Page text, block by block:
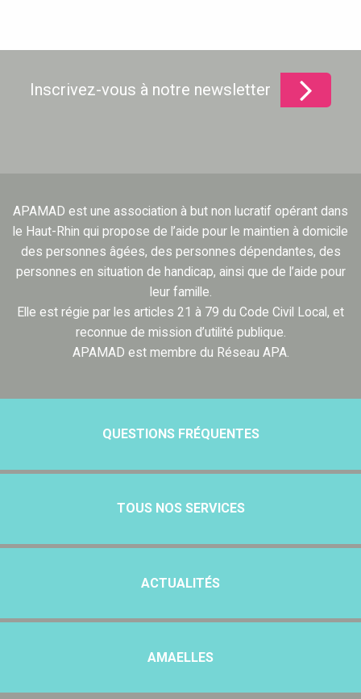
Inscrivez-vous à notre newsletter
APAMAD est une association à but non lucratif opérant dans
le Haut-Rhin qui propose de l’aide pour le maintien à domicile
des personnes âgées, des personnes dépendantes, des
personnes en situation de handicap, ainsi que de l’aide pour
leur famille.
Elle est régie par les articles 21 à 79 du Code Civil Local, et
reconnue de mission d’utilité publique.
APAMAD est membre du Réseau APA.
QUESTIONS FRÉQUENTES
TOUS NOS SERVICES
ACTUALITÉS
AMAELLES